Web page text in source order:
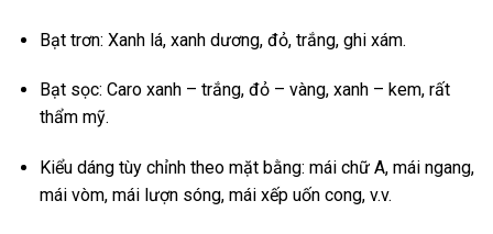
Bạt trơn: Xanh lá, xanh dương, đỏ, trắng, ghi xám.
Bạt sọc: Caro xanh – trắng, đỏ – vàng, xanh – kem, rất
thẩm mỹ.
Kiểu dáng tùy chỉnh theo mặt bằng: mái chữ A, mái ngang,
mái vòm, mái lượn sóng, mái xếp uốn cong, v.v.